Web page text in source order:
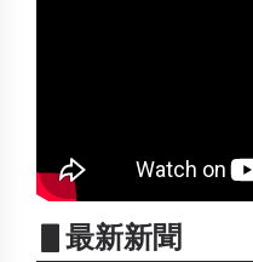
▋最新新聞